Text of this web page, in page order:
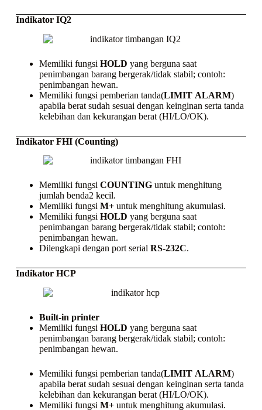
Indikator IQ2
Memiliki fungsi HOLD yang berguna saat
penimbangan barang bergerak/tidak stabil; contoh:
penimbangan hewan.
Memiliki fungsi pemberian tanda(LIMIT ALARM)
apabila berat sudah sesuai dengan keinginan serta tanda
kelebihan dan kekurangan berat (HI/LO/OK).
Indikator FHI (Counting)
Memiliki fungsi COUNTING untuk menghitung
jumlah benda2 kecil.
Memiliki fungsi M+ untuk menghitung akumulasi.
Memiliki fungsi HOLD yang berguna saat
penimbangan barang bergerak/tidak stabil; contoh:
penimbangan hewan.
Dilengkapi dengan port serial RS-232C.
Indikator HCP
Built-in printer
Memiliki fungsi HOLD yang berguna saat
penimbangan barang bergerak/tidak stabil; contoh:
penimbangan hewan.
Memiliki fungsi pemberian tanda(LIMIT ALARM)
apabila berat sudah sesuai dengan keinginan serta tanda
kelebihan dan kekurangan berat (HI/LO/OK).
Memiliki fungsi M+ untuk menghitung akumulasi.